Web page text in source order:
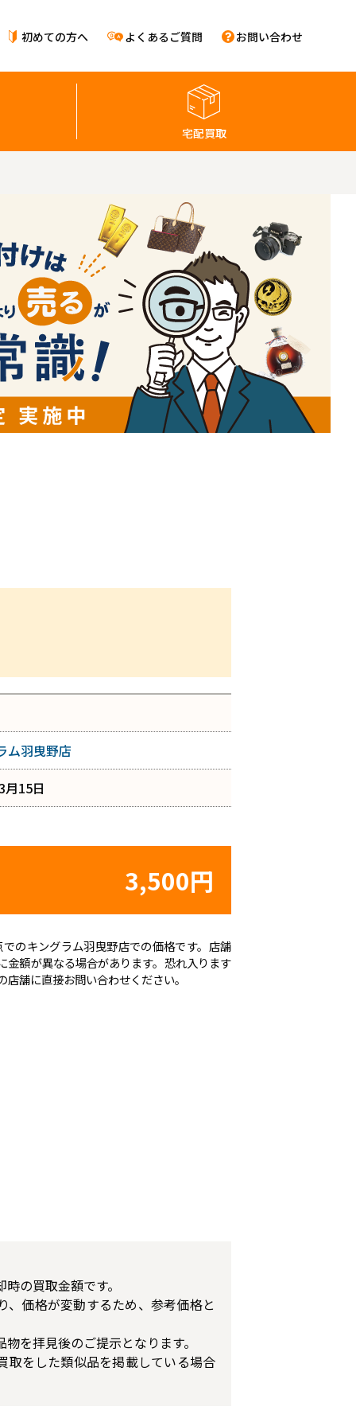
初めての方へ よくあるご質問 お問い合わせ
宅配買取
ム羽曳野店
月15日
3,500円
のキングラム羽曳野店での価格です。店舗
金額が異なる場合があります。恐れ入ります
舗に直接お問い合わせください。
の買取金額です。
、価格が変動するため、参考価格と
を拝見後のご提示となります。
取をした類似品を掲載している場合